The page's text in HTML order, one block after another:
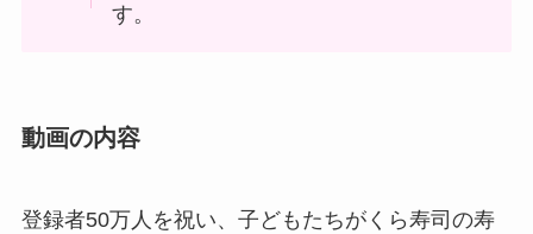
す。
動画の内容
登録者50万人を祝い、子どもたちがくら寿司の寿